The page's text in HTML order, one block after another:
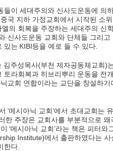
들이 세대주의와 신사도운동에 의
중국 지하 가정교회에서 시작된 소
의 회복을 주장하는 세대주의 신
신사도운동 교회와 단체들 그리고
있는 KIBI등을 예로 들 수 있다
김주성목사(부천 제자공동체교회)
토라회복과 히브리뿌리 운동을 전
교회 연합이라는 교단을 창설하기
‘메시아닉 교회’에서 초대교회는
한 주장은 교회사를 부분적으로 왜
‘메시아닉 교회’라는 책은 피터와
Institute)에서 출판하였다는 사
한다